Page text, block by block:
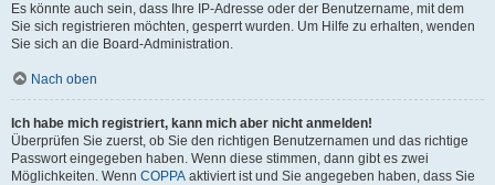
Es könnte auch sein, dass Ihre IP-Adresse oder der Benutzername, mit dem
Sie sich registrieren möchten, gesperrt wurden. Um Hilfe zu erhalten, wenden
Sie sich an die Board-Administration.
Nach oben
Ich habe mich registriert, kann mich aber nicht anmelden!
Überprüfen Sie zuerst, ob Sie den richtigen Benutzernamen und das richtige
Passwort eingegeben haben. Wenn diese stimmen, dann gibt es zwei
Möglichkeiten. Wenn COPPA aktiviert ist und Sie angegeben haben, dass Sie